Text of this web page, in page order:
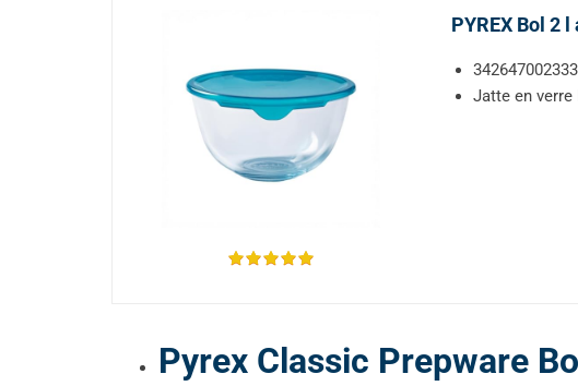
PYREX Bol 2
Jatte en verre
Pyrex Classic Prepware